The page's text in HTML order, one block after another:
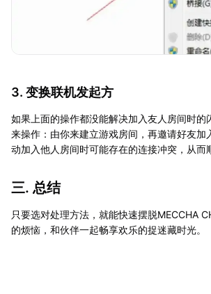
3. 变换联机发起方
如果上面的操作都没能解决加入友人房间时的
来操作：由你来建立游戏房间，再邀请好友加
动加入他人房间时可能存在的连接冲突，从而
三. 总结
只要选对处理方法，就能快速摆脱MECCHA
的烦恼，和伙伴一起畅享欢乐的捉迷藏时光。